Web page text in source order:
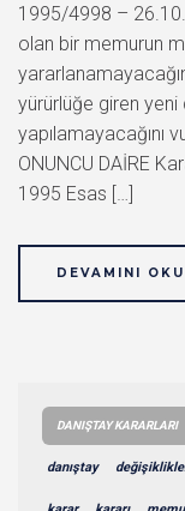
1995/4998 –
olan bir memurun
yürürlüğe giren
yapılamayacağını
ONUNCU DAİRE
1995 Esas […]
DEVAMINI OKU
DANIŞTAY KARARLARI
danıştay